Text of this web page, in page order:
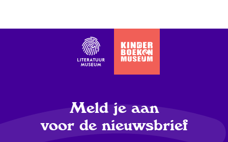
Meld je aan
voor de nieuwsbrief